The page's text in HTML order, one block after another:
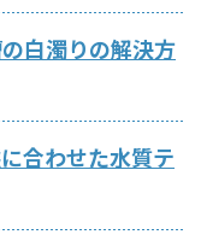
白濁りの解決方
合わせた水質テ